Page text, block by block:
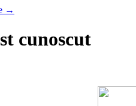
→
cunoscut